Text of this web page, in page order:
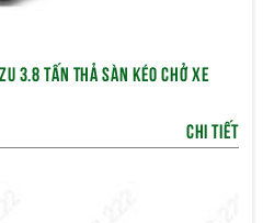
3.8 TẤN THẢ SÀN KÉO CHỞ XE
CHI TIẾT